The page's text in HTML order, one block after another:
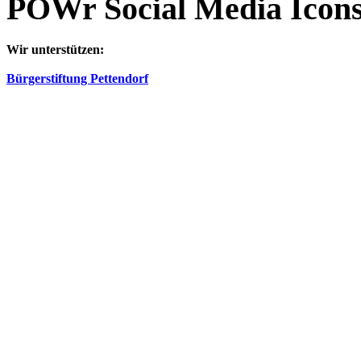
POWr Social Media
Wir unterstützen:
Bürgerstiftung Pettendorf